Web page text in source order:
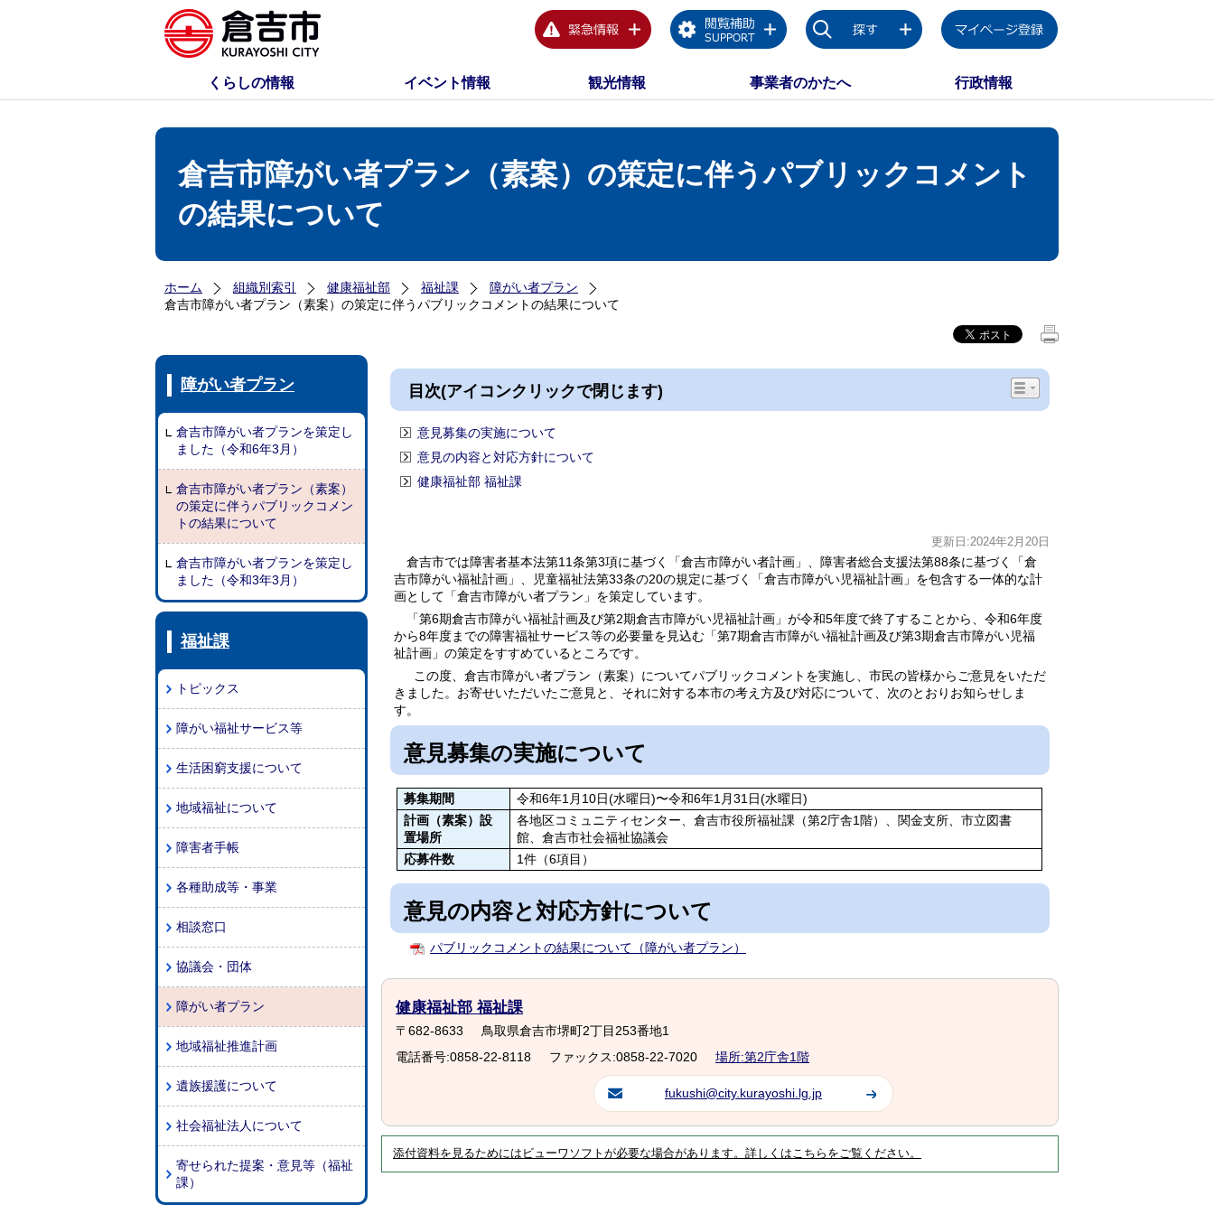
くらしの情報 イベント情報 観光情報 事業者のかたへ 行政情報
倉吉市障がい者プラン（素案）の策定に伴うパブリックコメント
の結果について
ホーム 組織別索引 健康福祉部 福祉課
障がい者プラン
倉吉市障がい者プラン（素案）の策定に伴うパブリックコメントの結果について
障がい者プラン
倉吉市障がい者プランを策定し
ました（令和6年3月）
倉吉市障がい者プラン（素案）
の策定に伴うパブリックコメン
トの結果について
倉吉市障がい者プランを策定し
ました（令和3年3月）
福祉課
トピックス
障がい福祉サービス等
生活困窮支援について
地域福祉について
障害者手帳
各種助成等・事業
相談窓口
協議会・団体
障がい者プラン
地域福祉推進計画
遺族援護について
社会福祉法人について
寄せられた提案・意見等（福祉
課）
目次(アイコンクリックで閉じます)
意見募集の実施について
意見の内容と対応方針について
健康福祉部 福祉課
更新日:2024年2月20日
倉吉市では障害者基本法第11条第3項に基づく「倉吉市障がい者計画」、障害者総合支援法第88条に基づく「倉
吉市障がい福祉計画」、児童福祉法第33条の20の規定に基づく「倉吉市障がい児福祉計画」を包含する一体的な計
画として「倉吉市障がい者プラン」を策定しています。
「第6期倉吉市障がい福祉計画及び第2期倉吉市障がい児福祉計画」が令和5年度で終了することから、令和6年度
から8年度までの障害福祉サービス等の必要量を見込む「第7期倉吉市障がい福祉計画及び第3期倉吉市障がい児福
祉計画」の策定をすすめているところです。
この度、倉吉市障がい者プラン（素案）についてパブリックコメントを実施し、市民の皆様からご意見をいただ
きました。お寄せいただいたご意見と、それに対する本市の考え方及び対応について、次のとおりお知らせしま
す。
意見募集の実施について
募集期間
令和6年1月10日(水曜日)〜令和6年1月31日(水曜日)
計画（素案）設
置場所
各地区コミュニティセンター、倉吉市役所福祉課（第2庁舎1階）、関金支所、市立図書
館、倉吉市社会福祉協議会
応募件数
1件（6項目）
意見の内容と対応方針について
パブリックコメントの結果について（障がい者プラン）
健康福祉部 福祉課
〒682-8633
鳥取県倉吉市堺町2丁目253番地1
電話番号:0858-22-8118
ファックス:0858-22-7020 場所:第2庁舎1階
fukushi@city.kurayoshi.lg.jp
添付資料を見るためにはビューワソフトが必要な場合があります。詳しくはこちらをご覧ください。